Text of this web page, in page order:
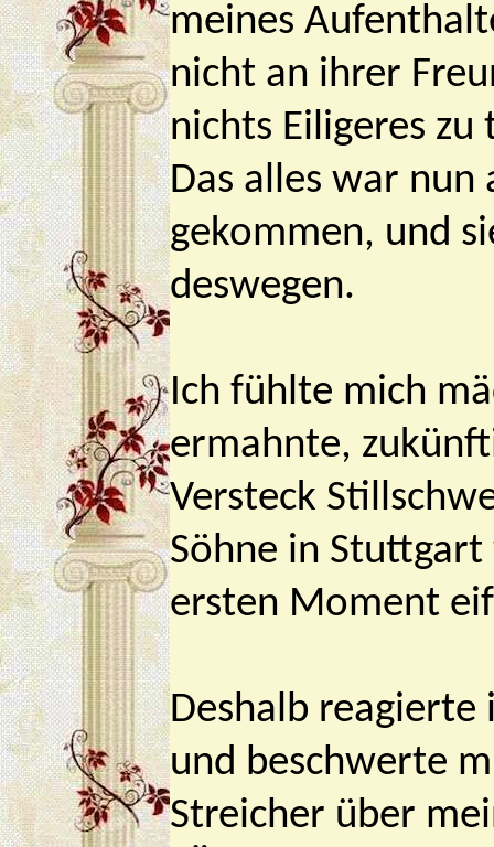
meines
nicht an ihrer
nichts Eiligeres
Das alles war nun
gekommen, und
deswegen.
Ich fühlte mich
ermahnte,
Versteck
Söhne in
ersten Moment
Deshalb
und beschwerte
Streicher über